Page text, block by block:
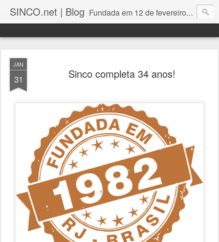
SINCO.net | Blog Fundada em 12 de fevereiro de 1982. Fabricante brasileira de servidores e workstations. Certificações: Intel Technology Provider Platinum, Seagate Storage Solution Provider, Kingston Premium Reseller, Nilko Design Partner.
JAN
31 Sinco completa 34 anos!